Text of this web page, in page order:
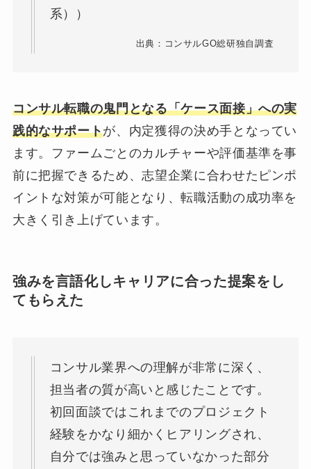
系））
出典：コンサルGO総研独自調査
コンサル転職の鬼門となる「ケース面接」への実
践的なサポートが、内定獲得の決め手となってい
ます。ファームごとのカルチャーや評価基準を事
前に把握できるため、志望企業に合わせたピンポ
イントな対策が可能となり、転職活動の成功率を
大きく引き上げています。
強みを言語化しキャリアに合った提案をし
てもらえた
コンサル業界への理解が非常に深く、
担当者の質が高いと感じたことです。
初回面談ではこれまでのプロジェクト
経験をかなり細かくヒアリングされ、
自分では強みと思っていなかった部分